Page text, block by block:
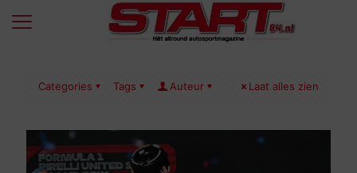
Categories Tags Auteur Laat alles zien